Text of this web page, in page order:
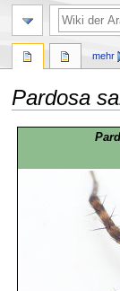
Pardosa
springen
springen
Pard
mehr